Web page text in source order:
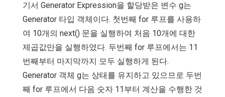
기서 Generator Expression을 할당받은 변수 g는
Generator 타입 객체이다. 첫번째 for 루프를 사용하
여 10개의 next() 문을 실행하여 처음 10개에 대한
제곱값만을 실행하였다. 두번째 for 루프에서는 11
번째부터 마지막까지 모두 실행하게 된다.
Generator 객체 g는 상태를 유지하고 있으므로 두번
째 for 루프에서 다음 숫자 11부터 계산을 수행한 것